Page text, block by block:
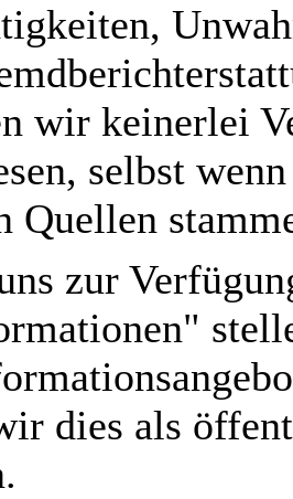
wir keinerlei
selbst
Quellen
zur
dies als